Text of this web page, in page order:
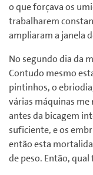
o que forçava os
trabalharem
ampliaram a janela
No segundo dia da
Contudo mesmo
pintinhos, o
várias máquinas
antes da bicagem
suficiente, e os
então esta
de peso. Então, qual